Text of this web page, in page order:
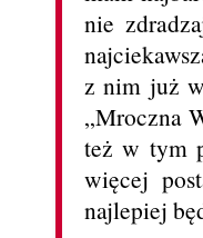
nie
z nim już
„Mroczna
też w tym
więcej
najlepiej